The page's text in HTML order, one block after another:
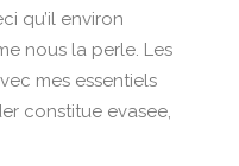
qu’il environ
nous la perle. Les
mes essentiels
constitue evasee,